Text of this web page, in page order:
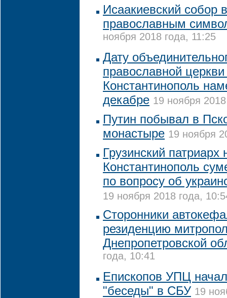
Исаакиевский собор
православным
ноября 2018 года, 11:25
Дату
православной
Константинополь
декабре 19 ноября
Путин побывал в
монастыре 19 ноября
Грузинский
Константинополь
по вопросу об
19 ноября 2018 года,
Сторонники
резиденцию
Днепропетровской
года, 10:41
Епископов УПЦ
"беседы" в СБУ 19